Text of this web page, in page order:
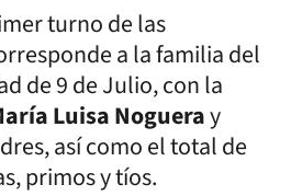
turno de las
a la familia del
de 9 de Julio, con la
Luisa Nogueray
así como el total de
primos y tíos.